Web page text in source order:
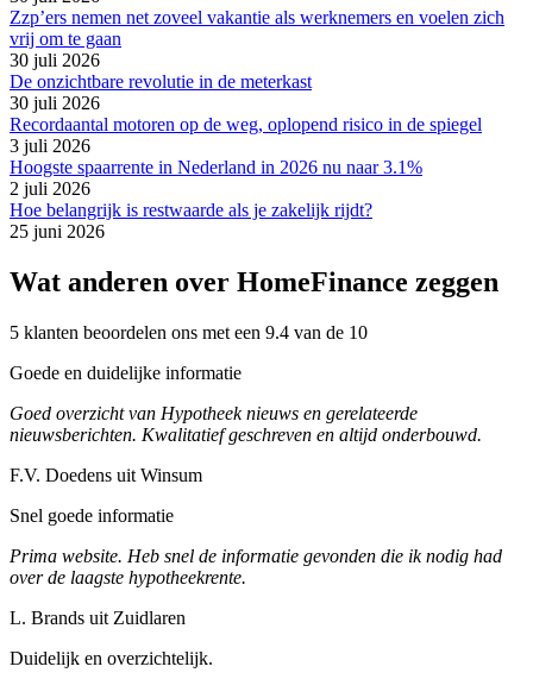
Zzp’ers nemen net zoveel vakantie als werknemers en voelen zich
vrij om te gaan
30 juli 2026
De onzichtbare revolutie in de meterkast
30 juli 2026
Recordaantal motoren op de weg, oplopend risico in de spiegel
3 juli 2026
Hoogste spaarrente in Nederland in 2026 nu naar 3.1%
2 juli 2026
Hoe belangrijk is restwaarde als je zakelijk rijdt?
25 juni 2026
Wat anderen over HomeFinance zeggen
5 klanten beoordelen ons met een 9.4 van de 10
Goede en duidelijke informatie
Goed overzicht van Hypotheek nieuws en gerelateerde
nieuwsberichten. Kwalitatief geschreven en altijd onderbouwd.
F.V. Doedens uit Winsum
Snel goede informatie
Prima website. Heb snel de informatie gevonden die ik nodig had
over de laagste hypotheekrente.
L. Brands uit Zuidlaren
Duidelijk en overzichtelijk.